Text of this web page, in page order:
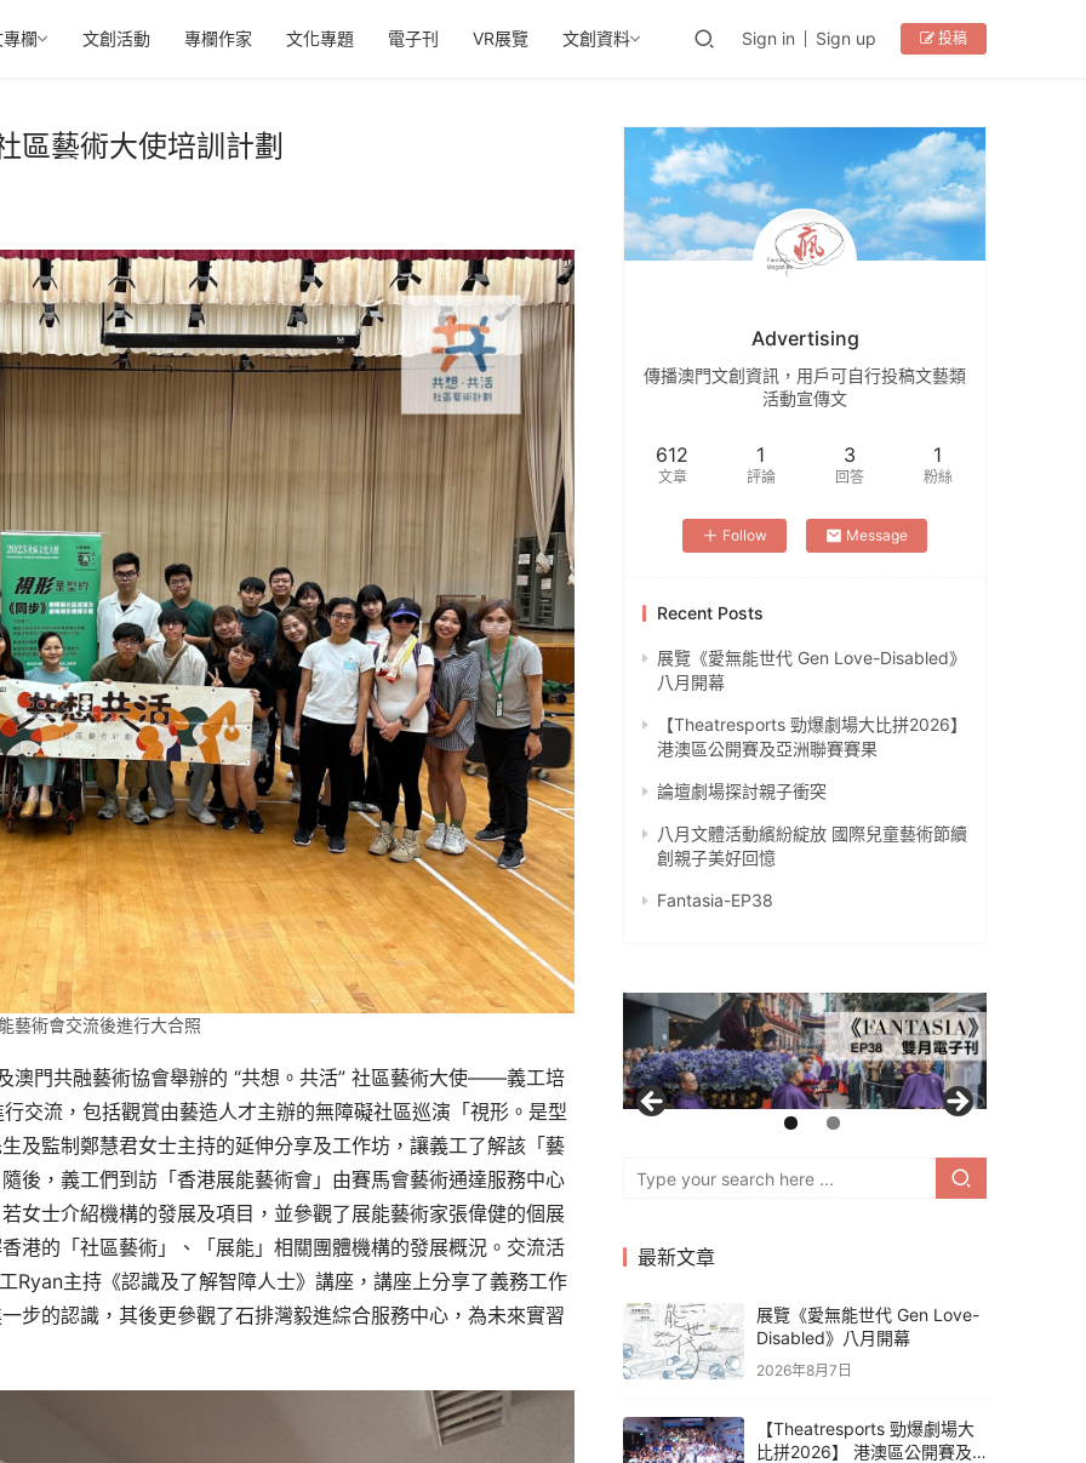
欄 文創活動 專欄作家 文化專題 電子刊 VR展覽 文創資料 Sign in Sign up 投稿
區藝術大使培訓計劃
藝術會交流後進行大合照
澳門共融藝術協會舉辦的 “共想。共活” 社區藝術大使——義工培
交流，包括觀賞由藝造人才主辦的無障礙社區巡演「視形。是型
及監制鄭慧君女士主持的延伸分享及工作坊，讓義工了解該「藝
後，義工們到訪「香港展能藝術會」由賽馬會藝術通達服務中心
女士介紹機構的發展及項目，並參觀了展能藝術家張偉健的個展
的「社區藝術」、「展能」相關團體機構的發展概況。交流活
Ryan主持《認識及了解智障人士》講座，講座上分享了義務工作
步的認識，其後更參觀了石排灣毅進綜合服務中心，為未來實習
Advertising
傳播澳門文創資訊，用戶可自行投稿文藝類
活動宣傳文
612
文章
1
評論
3
回答
1
粉絲
Follow Message
Recent Posts
展覽《愛無能世代 Gen Love-Disabled》
八月開幕
【Theatresports 勁爆劇場大比拼2026】
港澳區公開賽及亞洲聯賽賽果
論壇劇場探討親子衝突
八月文體活動繽紛綻放 國際兒童藝術節續
創親子美好回憶
Fantasia-EP38
最新文章
展覽《愛無能世代 Gen Love-
Disabled》八月開幕
2026年8月7日
【Theatresports 勁爆劇場大
比拼2026】 港澳區公開賽及